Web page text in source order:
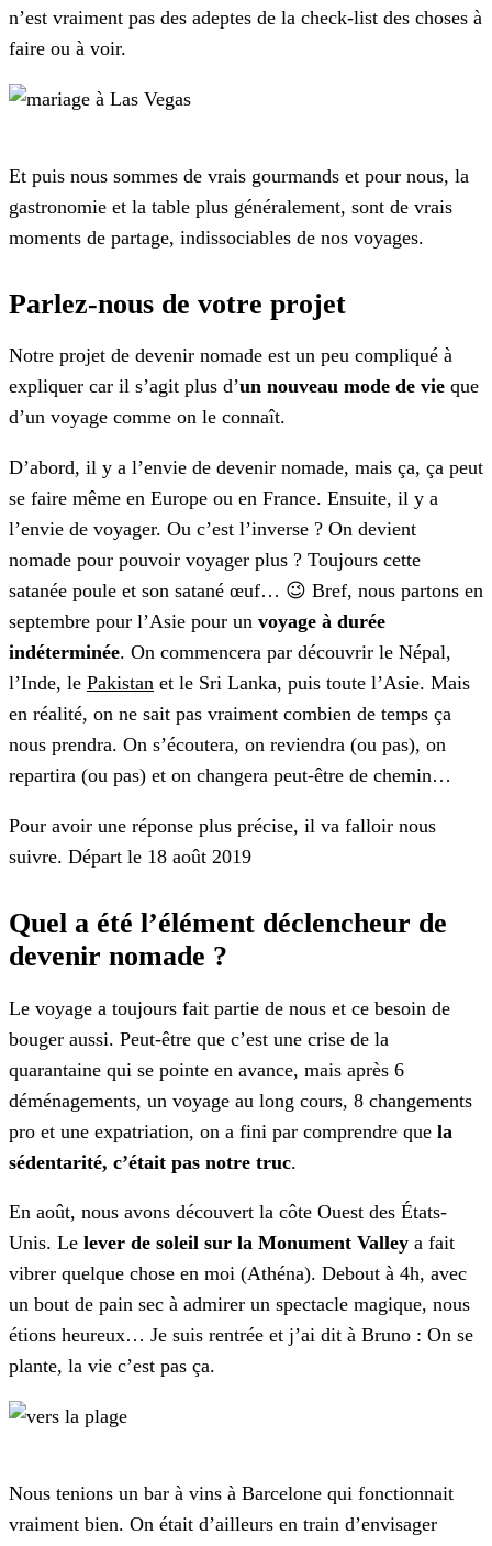
n’est vraiment pas des adeptes de la check-list des choses à
faire ou à voir.
Et puis nous sommes de vrais gourmands et pour nous, la
gastronomie et la table plus généralement, sont de vrais
moments de partage, indissociables de nos voyages.
Parlez-nous de votre projet
Notre projet de devenir nomade est un peu compliqué à
expliquer car il s’agit plus d’un nouveau mode de vie que
d’un voyage comme on le connaît.
D’abord, il y a l’envie de devenir nomade, mais ça, ça peut
se faire même en Europe ou en France. Ensuite, il y a
l’envie de voyager. Ou c’est l’inverse ? On devient
nomade pour pouvoir voyager plus ? Toujours cette
satanée poule et son satané œuf… 😉 Bref, nous partons en
septembre pour l’Asie pour un voyage à durée
indéterminée. On commencera par découvrir le Népal,
l’Inde, le Pakistan et le Sri Lanka, puis toute l’Asie. Mais
en réalité, on ne sait pas vraiment combien de temps ça
nous prendra. On s’écoutera, on reviendra (ou pas), on
repartira (ou pas) et on changera peut-être de chemin…
Pour avoir une réponse plus précise, il va falloir nous
suivre. Départ le 18 août 2019
Quel a été l’élément déclencheur de
devenir nomade ?
Le voyage a toujours fait partie de nous et ce besoin de
bouger aussi. Peut-être que c’est une crise de la
quarantaine qui se pointe en avance, mais après 6
déménagements, un voyage au long cours, 8 changements
pro et une expatriation, on a fini par comprendre que la
sédentarité, c’était pas notre truc.
En août, nous avons découvert la côte Ouest des États-
Unis. Le lever de soleil sur la Monument Valley a fait
vibrer quelque chose en moi (Athéna). Debout à 4h, avec
un bout de pain sec à admirer un spectacle magique, nous
étions heureux… Je suis rentrée et j’ai dit à Bruno : On se
plante, la vie c’est pas ça.
Nous tenions un bar à vins à Barcelone qui fonctionnait
vraiment bien. On était d’ailleurs en train d’envisager